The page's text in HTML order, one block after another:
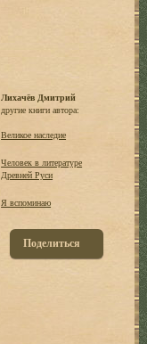
Лихачёв Дмитрий
другие книги автора:
Великое наследие
Человек в литературе
Древней Руси
Я вспоминаю
Поделиться